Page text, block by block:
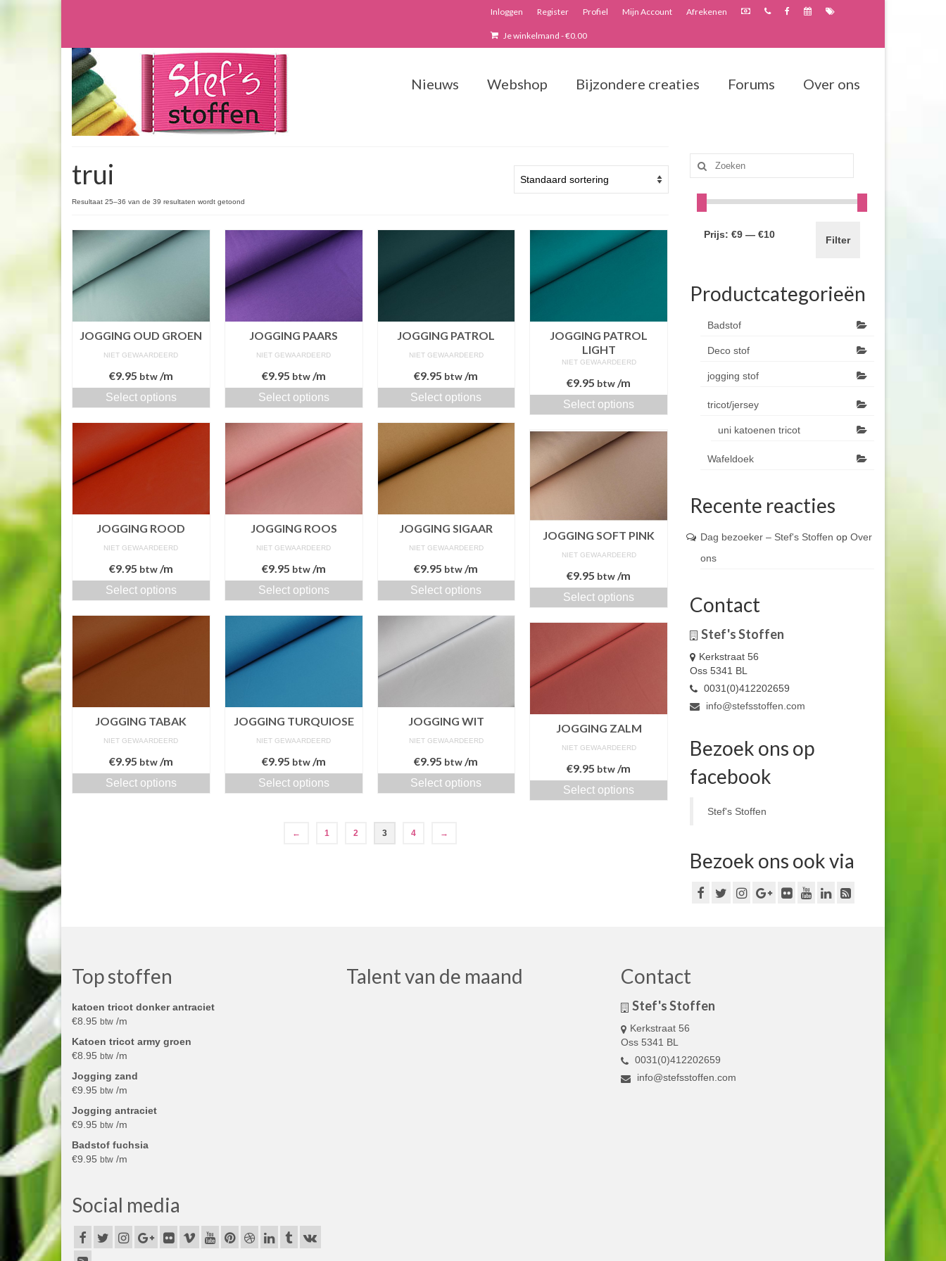
Inloggen Register Profiel Mijn Account Afrekenen
Je winkelmand -€0.00
Nieuws Webshop Bijzondere creaties Forums Over ons
trui
Resultaat 25–36 van de 39 resultaten wordt getoond
JOGGING OUD GROEN
NIET GEWAARDEERD
€9.95 btw/m
Select options
JOGGING PAARS
NIET GEWAARDEERD
€9.95 btw/m
Select options
JOGGING PATROL
NIET GEWAARDEERD
€9.95 btw /m
Select options
JOGGING PATROL
LIGHT
NIET GEWAARDEERD
€9.95 btw /m
Select options
JOGGING ROOD
NIET GEWAARDEERD
€9.95 btw/m
Select options
JOGGING ROOS
NIET GEWAARDEERD
€9.95 btw/m
Select options
JOGGING SIGAAR
NIET GEWAARDEERD
€9.95 btw /m
Select options
JOGGING SOFT PINK
NIET GEWAARDEERD
€9.95 btw /m
Select options
JOGGING TABAK
NIET GEWAARDEERD
€9.95 btw/m
Select options
JOGGING TURQUIOSE
NIET GEWAARDEERD
€9.95 btw/m
Select options
JOGGING WIT
NIET GEWAARDEERD
€9.95 btw /m
Select options
JOGGING ZALM
NIET GEWAARDEERD
€9.95 btw /m
Select options
← 1 2 3 4 →
Zoeken
naar:
Filter
Prijs: €9— €10
Productcategorieën
Badstof
Deco stof
jogging stof
tricot/jersey
uni katoenen tricot
Wafeldoek
Recente reacties
Dag bezoeker – Stef's Stoffen op Over
ons
Contact
Stef's Stoffen
Kerkstraat 56
Oss 5341 BL
0031(0)412202659
info@stefsstoffen.com
Bezoek ons op
facebook
Stef's Stoffen
Bezoek ons ook via
Top stoffen
katoen tricot donker antraciet
€8.95 btw /m
Katoen tricot army groen
€8.95 btw /m
Jogging zand
€9.95 btw /m
Jogging antraciet
€9.95 btw /m
Badstof fuchsia
€9.95 btw /m
Social media
Talent van de maand Contact
Stef's Stoffen
Kerkstraat 56
Oss 5341 BL
0031(0)412202659
info@stefsstoffen.com